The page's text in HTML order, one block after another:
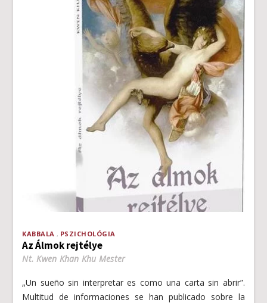
KABBALA PSZICHOLÓGIA
Az Álmok rejtélye
Nt. Kwen Khan Khu Mester
„Un sueño sin interpretar es como una carta sin abrir”.
Multitud de informaciones se han publicado sobre la